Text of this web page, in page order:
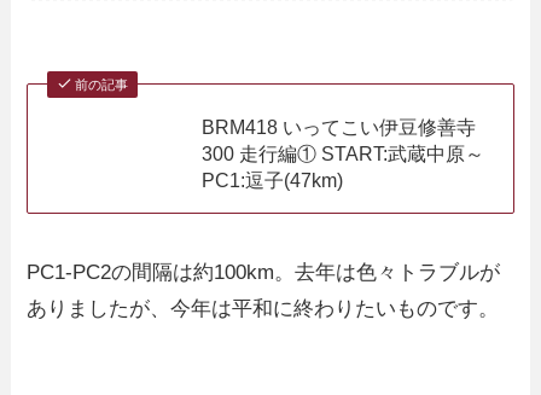
前の記事
BRM418 いってこい伊豆修善寺
300 走行編① START:武蔵中原～
PC1:逗子(47km)
PC1-PC2の間隔は約100km。去年は色々トラブルが
ありましたが、今年は平和に終わりたいものです。